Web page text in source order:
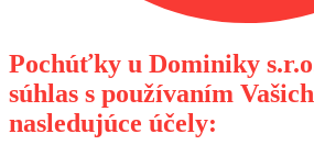
Pochúťky u Dominiky
súhlas s používaním
nasledujúce účely: